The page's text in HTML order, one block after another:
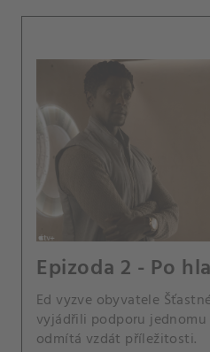
Epizoda 2 - Po
Ed vyzve obyvatele
vyjádřili podporu
odmítá vzdát příležitosti.